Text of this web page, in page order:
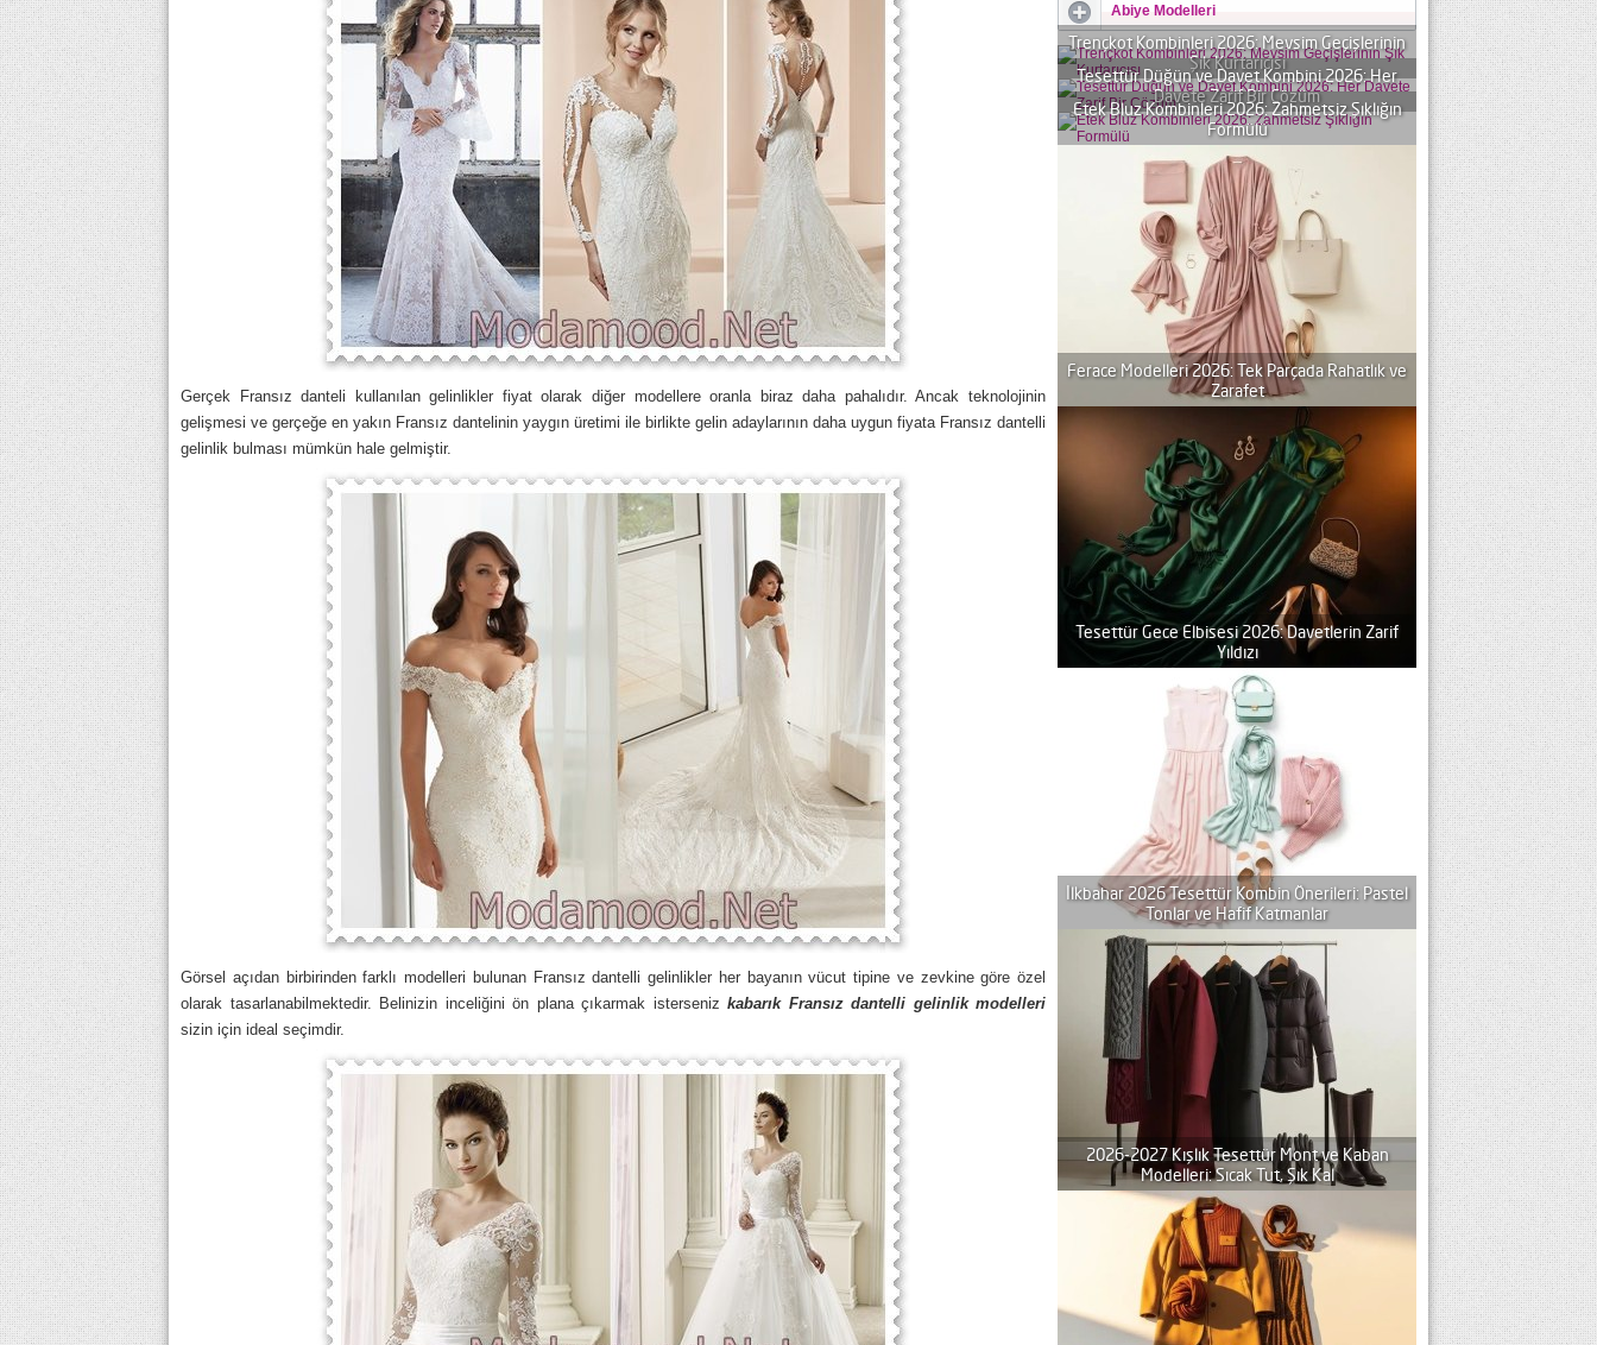
Gerçek Fransız danteli kullanılan gelinlikler fiyat olarak diğer modellere oranla biraz daha pahalıdır. Ancak teknolojinin
gelişmesi ve gerçeğe en yakın Fransız dantelinin yaygın üretimi ile birlikte gelin adaylarının daha uygun fiyata Fransız dantelli
gelinlik bulması mümkün hale gelmiştir.
Görsel açıdan birbirinden farklı modelleri bulunan Fransız dantelli gelinlikler her bayanın vücut tipine ve zevkine göre özel
olarak tasarlanabilmektedir. Belinizin inceliğini ön plana çıkarmak isterseniz kabarık Fransız dantelli gelinlik modelleri
sizin için ideal seçimdir.
Abiye Modelleri
Trençkot Kombinleri 2026: Mevsim Geçişlerinin
Şık Kurtarıcısı
Tesettür Düğün ve Davet Kombini 2026: Her
Davete Zarif Bir Çözüm
Etek Bluz Kombinleri 2026: Zahmetsiz Şıklığın
Formülü
Ferace Modelleri 2026: Tek Parçada Rahatlık ve
Zarafet
Tesettür Gece Elbisesi 2026: Davetlerin Zarif
Yıldızı
İlkbahar 2026 Tesettür Kombin Önerileri: Pastel
Tonlar ve Hafif Katmanlar
2026-2027 Kışlık Tesettür Mont ve Kaban
Modelleri: Sıcak Tut, Şık Kal